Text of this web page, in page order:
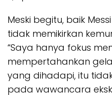
Meski begitu, baik
tidak memikirkan
“Saya hanya fokus
mempertahankan
yang dihadapi, itu
pada wawancara